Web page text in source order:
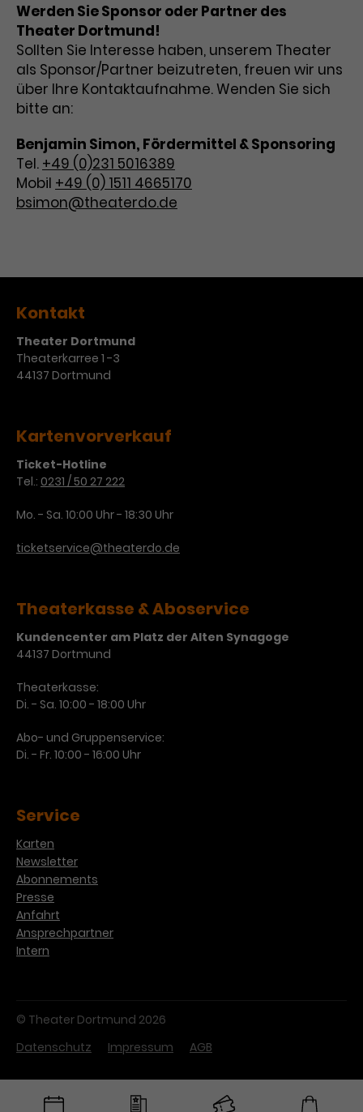
Werden Sie Sponsor oder Partner des
Theater Dortmund!
Sollten Sie Interesse haben, unserem Theater
als Sponsor/Partner beizutreten, freuen wir uns
über Ihre Kontaktaufnahme. Wenden Sie sich
bitte an:
Benjamin Simon, Fördermittel & Sponsoring
Tel. +49 (0)231 5016389
Mobil +49 (0) 1511 4665170
bsimon@theaterdo.de
Kontakt
Theater Dortmund
Theaterkarree 1 -3
44137 Dortmund
Kartenvorverkauf
Ticket-Hotline
Tel.: 0231 / 50 27 222
Mo. - Sa. 10:00 Uhr - 18:30 Uhr
ticketservice@theaterdo.de
Theaterkasse & Aboservice
Kundencenter am Platz der Alten Synagoge
44137 Dortmund
Theaterkasse:
Di. - Sa. 10:00 - 18:00 Uhr
Abo- und Gruppenservice:
Di. - Fr. 10:00 - 16:00 Uhr
Service
Karten
Newsletter
Abonnements
Presse
Anfahrt
Ansprechpartner
Intern
© Theater Dortmund 2026
Datenschutz
Impressum AGB